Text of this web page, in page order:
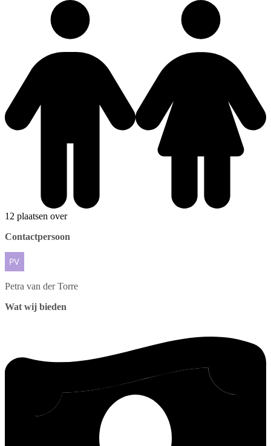
12 plaatsen over
Contactpersoon
Petra van der Torre
Wat wij bieden